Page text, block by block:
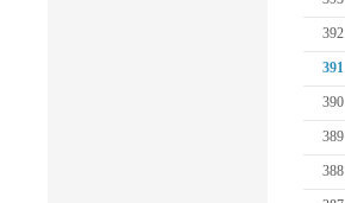
392
391
390
389
388